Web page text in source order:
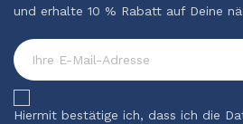
und erhalte 10 % Rabatt auf Deine
Hiermit bestätige ich, dass ich die